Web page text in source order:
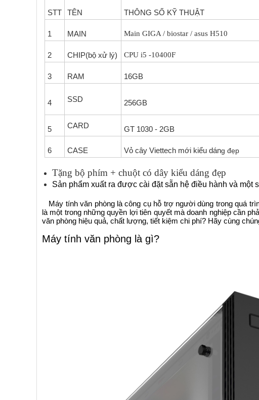
STT TÊN THÔNG SỐ KỸ THUẬT
1 MAIN Main GIGA / biostar / asus H510
2 CHIP(bộ xử lý) CPU i5 -10400F
3 RAM 16GB
4 SSD 256GB
5 CARD GT 1030 - 2GB
6 CASE Vỏ cây Viettech mới kiểu dáng đẹp
Tặng bộ phím + chuột có dây kiểu dáng đẹp
Sản phẩm xuất ra được cài đặt sẵn hệ điều hành và một
Máy tính văn phòng là công cụ hỗ trợ người dùng trong quá
là một trong những quyền lợi tiên quyết mà doanh nghiệp cần
văn phòng hiệu quả, chất lượng, tiết kiệm chi phí? Hãy cùng
Máy tính văn phòng là gì?